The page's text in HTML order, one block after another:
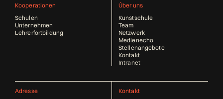
Kooperationen
Schulen
Unternehmen
Lehrerfortbildung
Über uns
Kunstschule
Team
Netzwerk
Medienecho
Stellenangebote
Kontakt
Intranet
Adresse Kontakt